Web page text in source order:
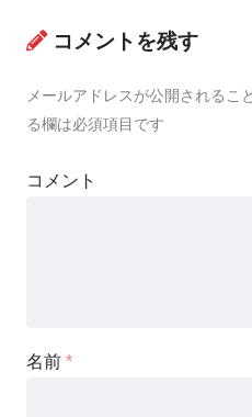
コメントを残す
メールアドレスが公開されるこ
る欄は必須項目です
コメント
名前 *